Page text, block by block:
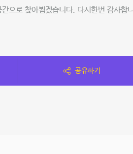
으로 찾아뵙겠습니다. 다시한번 감사합니
공유하기